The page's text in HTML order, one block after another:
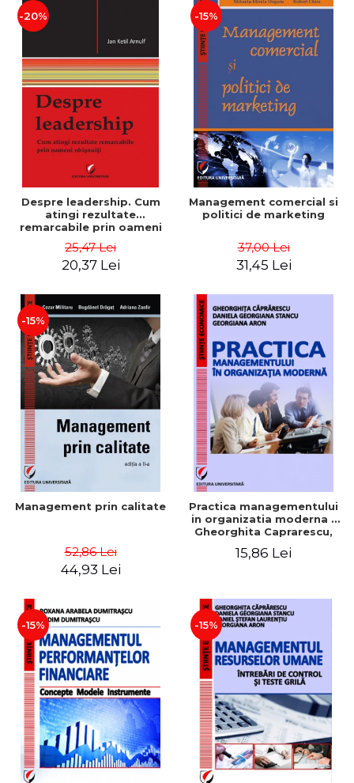
-20%
Despre leadership. Cum
atingi rezultate
remarcabile prin oameni
25,47 Lei
20,37 Lei
-15%
Management comercial si
politici de marketing
37,00 Lei
31,45 Lei
-15%
Management prin calitate
52,86 Lei
44,93 Lei
Practica managementului
in organizatia moderna -
Gheorghita Caprarescu,
Georgiana Aron
15,86 Lei
-15% -15%